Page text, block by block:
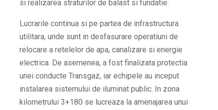
si realizarea straturilor de balast si fundatie.
Lucrarile continua si pe partea de infrastructura
utilitara, unde sunt in desfasurare operatiuni de
relocare a retelelor de apa, canalizare si energie
electrica. De asemenea, a fost finalizata protectia
unei conducte Transgaz, iar echipele au inceput
instalarea sistemului de iluminat public. In zona
kilometrului 3+180 se lucreaza la amenajarea unui